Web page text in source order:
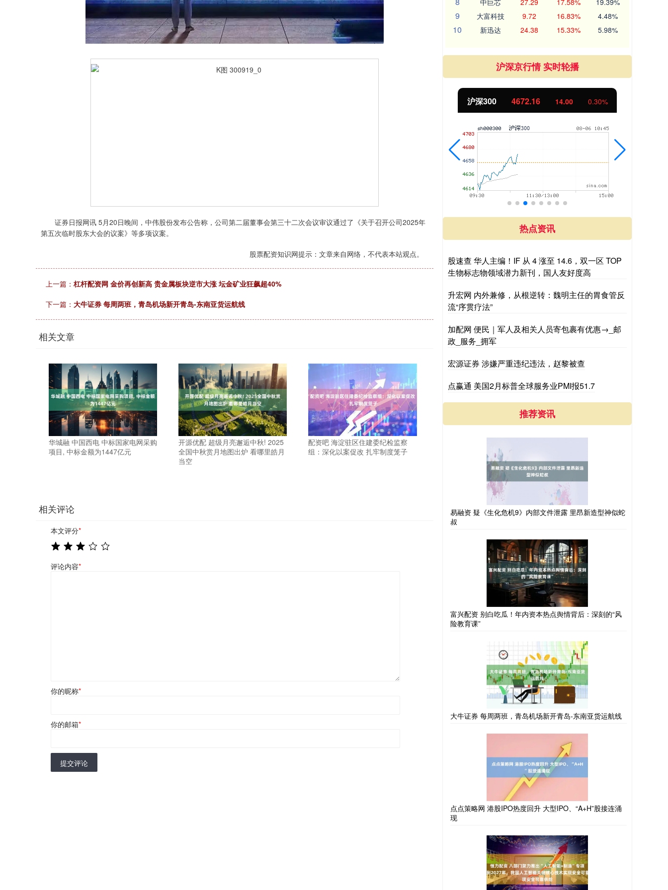
证券日报网讯 5月20日晚间，中伟股份发布公告称，公司第二届董事会第三十二次会议审议通过了《关于召开公司2025年
第五次临时股东大会的议案》等多项议案。
股票配资知识网提示：文章来自网络，不代表本站观点。
上一篇： 杠杆配资网 金价再创新高 贵金属板块逆市大涨 坛金矿业狂飙超40%
下一篇： 大牛证券 每周两班，青岛机场新开青岛-东南亚货运航线
相关文章
华城融 中国西电 中标国家电网采购
项目, 中标金额为1447亿元
开源优配 超级月亮邂逅中秋! 2025
全国中秋赏月地图出炉 看哪里皓月
当空
配资吧 海淀驻区住建委纪检监察
组：深化以案促改 扎牢制度笼子
相关评论
本文评分*
评论内容*
你的昵称*
你的邮箱*
提交评论
中巨芯 27.29 17.58% 19.39%
9 大富科技 9.72 16.83% 4.48%
10 新迅达 24.38 15.33% 5.98%
沪深京行情 实时轮播
沪深300 4672.16 14.00 0.30%
热点资讯
股速查 华人主编！IF 从 4 涨至 14.6，双一区 TOP
生物标志物领域潜力新刊，国人友好度高
升宏网 内外兼修，从根逆转：魏明主任的胃食管反
流“序贯疗法”
加配网 便民｜军人及相关人员寄包裹有优惠→_邮
政_服务_拥军
宏源证券 涉嫌严重违纪违法，赵黎被查
点赢通 美国2月标普全球服务业PMI报51.7
推荐资讯
易融资 疑《生化危机9》内部文件泄露 里昂新造型神似蛇
叔
富兴配资 别白吃瓜！年内资本热点舆情背后：深刻的“风
险教育课”
大牛证券 每周两班，青岛机场新开青岛-东南亚货运航线
点点策略网 港股IPO热度回升 大型IPO、“A+H”股接连涌
现